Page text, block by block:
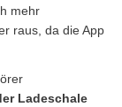
mehr
raus, da die App
Ladeschale